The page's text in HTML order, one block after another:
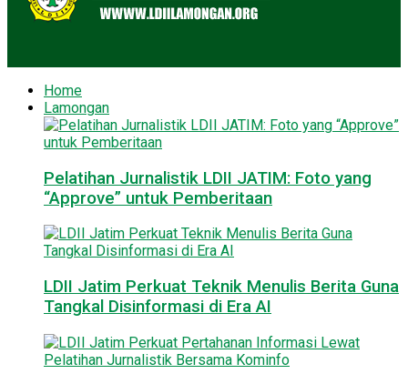
Home
Lamongan
Pelatihan Jurnalistik LDII JATIM: Foto yang
“Approve” untuk Pemberitaan
LDII Jatim Perkuat Teknik Menulis Berita Guna
Tangkal Disinformasi di Era AI